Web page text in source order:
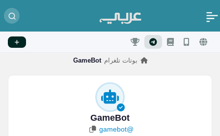
بوتات تلغرام GameBot
GameBot
@gamebot